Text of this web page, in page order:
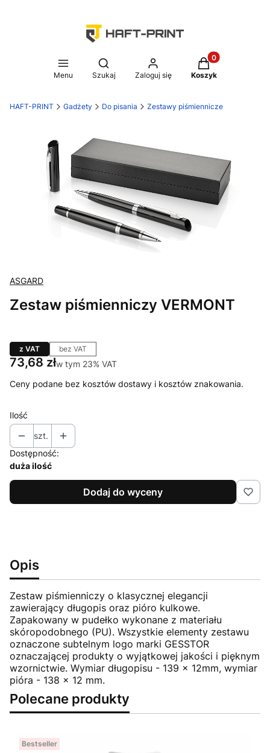
Menu
Otwórz wyszukiwarkę
Szukaj Zaloguj się
Produkty w
Koszyk
HAFT-PRINT Gadżety Do pisania Zestawy piśmiennicze
ASGARD
Zestaw piśmienniczy VERMONT
z VAT bez VAT
Cena
73,68 złw tym 23% VAT
w tym 23% VAT
Ceny podane bez kosztów dostawy i kosztów znakowania.
Ilość
szt.
Dostępność:
duża ilość
Dodaj do wyceny
Opis
Zestaw piśmienniczy o klasycznej elegancji
zawierający długopis oraz pióro kulkowe.
Zapakowany w pudełko wykonane z materiału
skóropodobnego (PU). Wszystkie elementy zestawu
oznaczone subtelnym logo marki GESSTOR
oznaczającej produkty o wyjątkowej jakości i pięknym
wzornictwie. Wymiar długopisu - 139 x 12mm, wymiar
pióra - 138 x 12 mm.
Polecane produkty
Bestseller